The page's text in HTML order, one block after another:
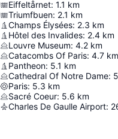
Eiffeltårnet: 1.1 km
Triumfbuen: 2.1 km
Champs Élysées: 2.3 km
Hôtel des Invalides: 2.4 km
Louvre Museum: 4.2 km
Catacombs Of Paris: 4.7 km
Pantheon: 5.1 km
Cathedral Of Notre Dame:
Paris: 5.3 km
Sacré Coeur: 5.6 km
Charles De Gaulle Airport: